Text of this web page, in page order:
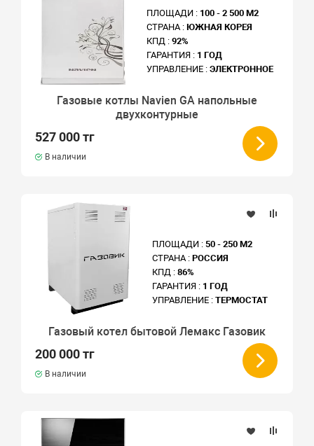
ПЛОЩАДИ : 100 - 2 500 М2
СТРАНА :ЮЖНАЯ КОРЕЯ
КПД :92%
ГАРАНТИЯ : 1 ГОД
УПРАВЛЕНИЕ :ЭЛЕКТРОННОЕ
Газовые котлы Navien GA напольные
двухконтурные
527 000 тг
В наличии
ПЛОЩАДИ :50 - 250 М2
СТРАНА :РОССИЯ
КПД :86%
ГАРАНТИЯ : 1 ГОД
УПРАВЛЕНИЕ :ТЕРМОСТАТ
Газовый котел бытовой Лемакс Газовик
200 000 тг
В наличии